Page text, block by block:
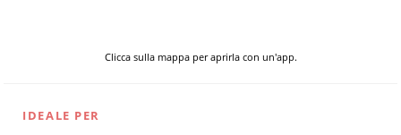
Clicca sulla mappa per aprirla con un'app.
IDEALE PER